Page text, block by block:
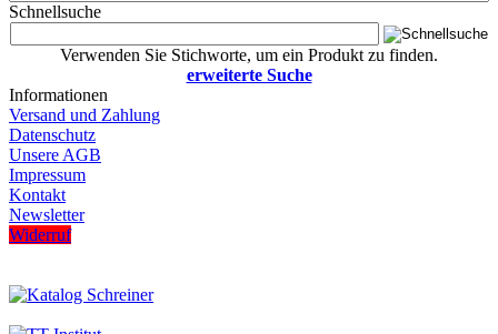
Schnellsuche
Verwenden Sie Stichworte, um ein Produkt zu finden.
erweiterte Suche
Informationen
Versand und Zahlung
Datenschutz
Unsere AGB
Impressum
Kontakt
Newsletter
Widerruf